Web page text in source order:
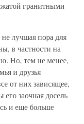
гранитными
лучшая пора для
в частности на
Но, тем не менее,
и друзья
от них зависящее,
заочная досель
и еще больше